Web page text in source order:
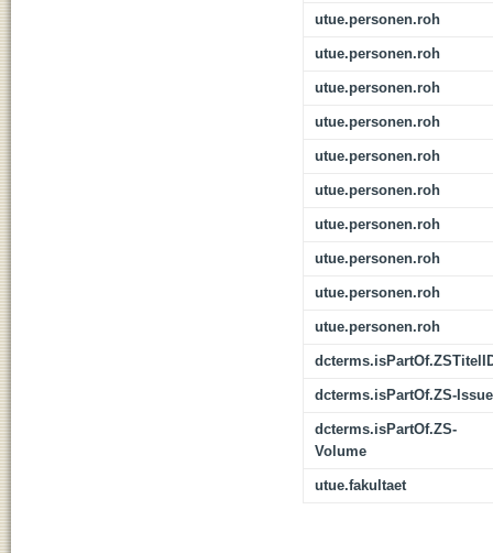
utue.personen.roh
utue.personen.roh
utue.personen.roh
utue.personen.roh
utue.personen.roh
utue.personen.roh
utue.personen.roh
utue.personen.roh
utue.personen.roh
utue.personen.roh
dcterms.isPartOf.ZS-Issue
dcterms.isPartOf.ZS-
Volume
utue.fakultaet